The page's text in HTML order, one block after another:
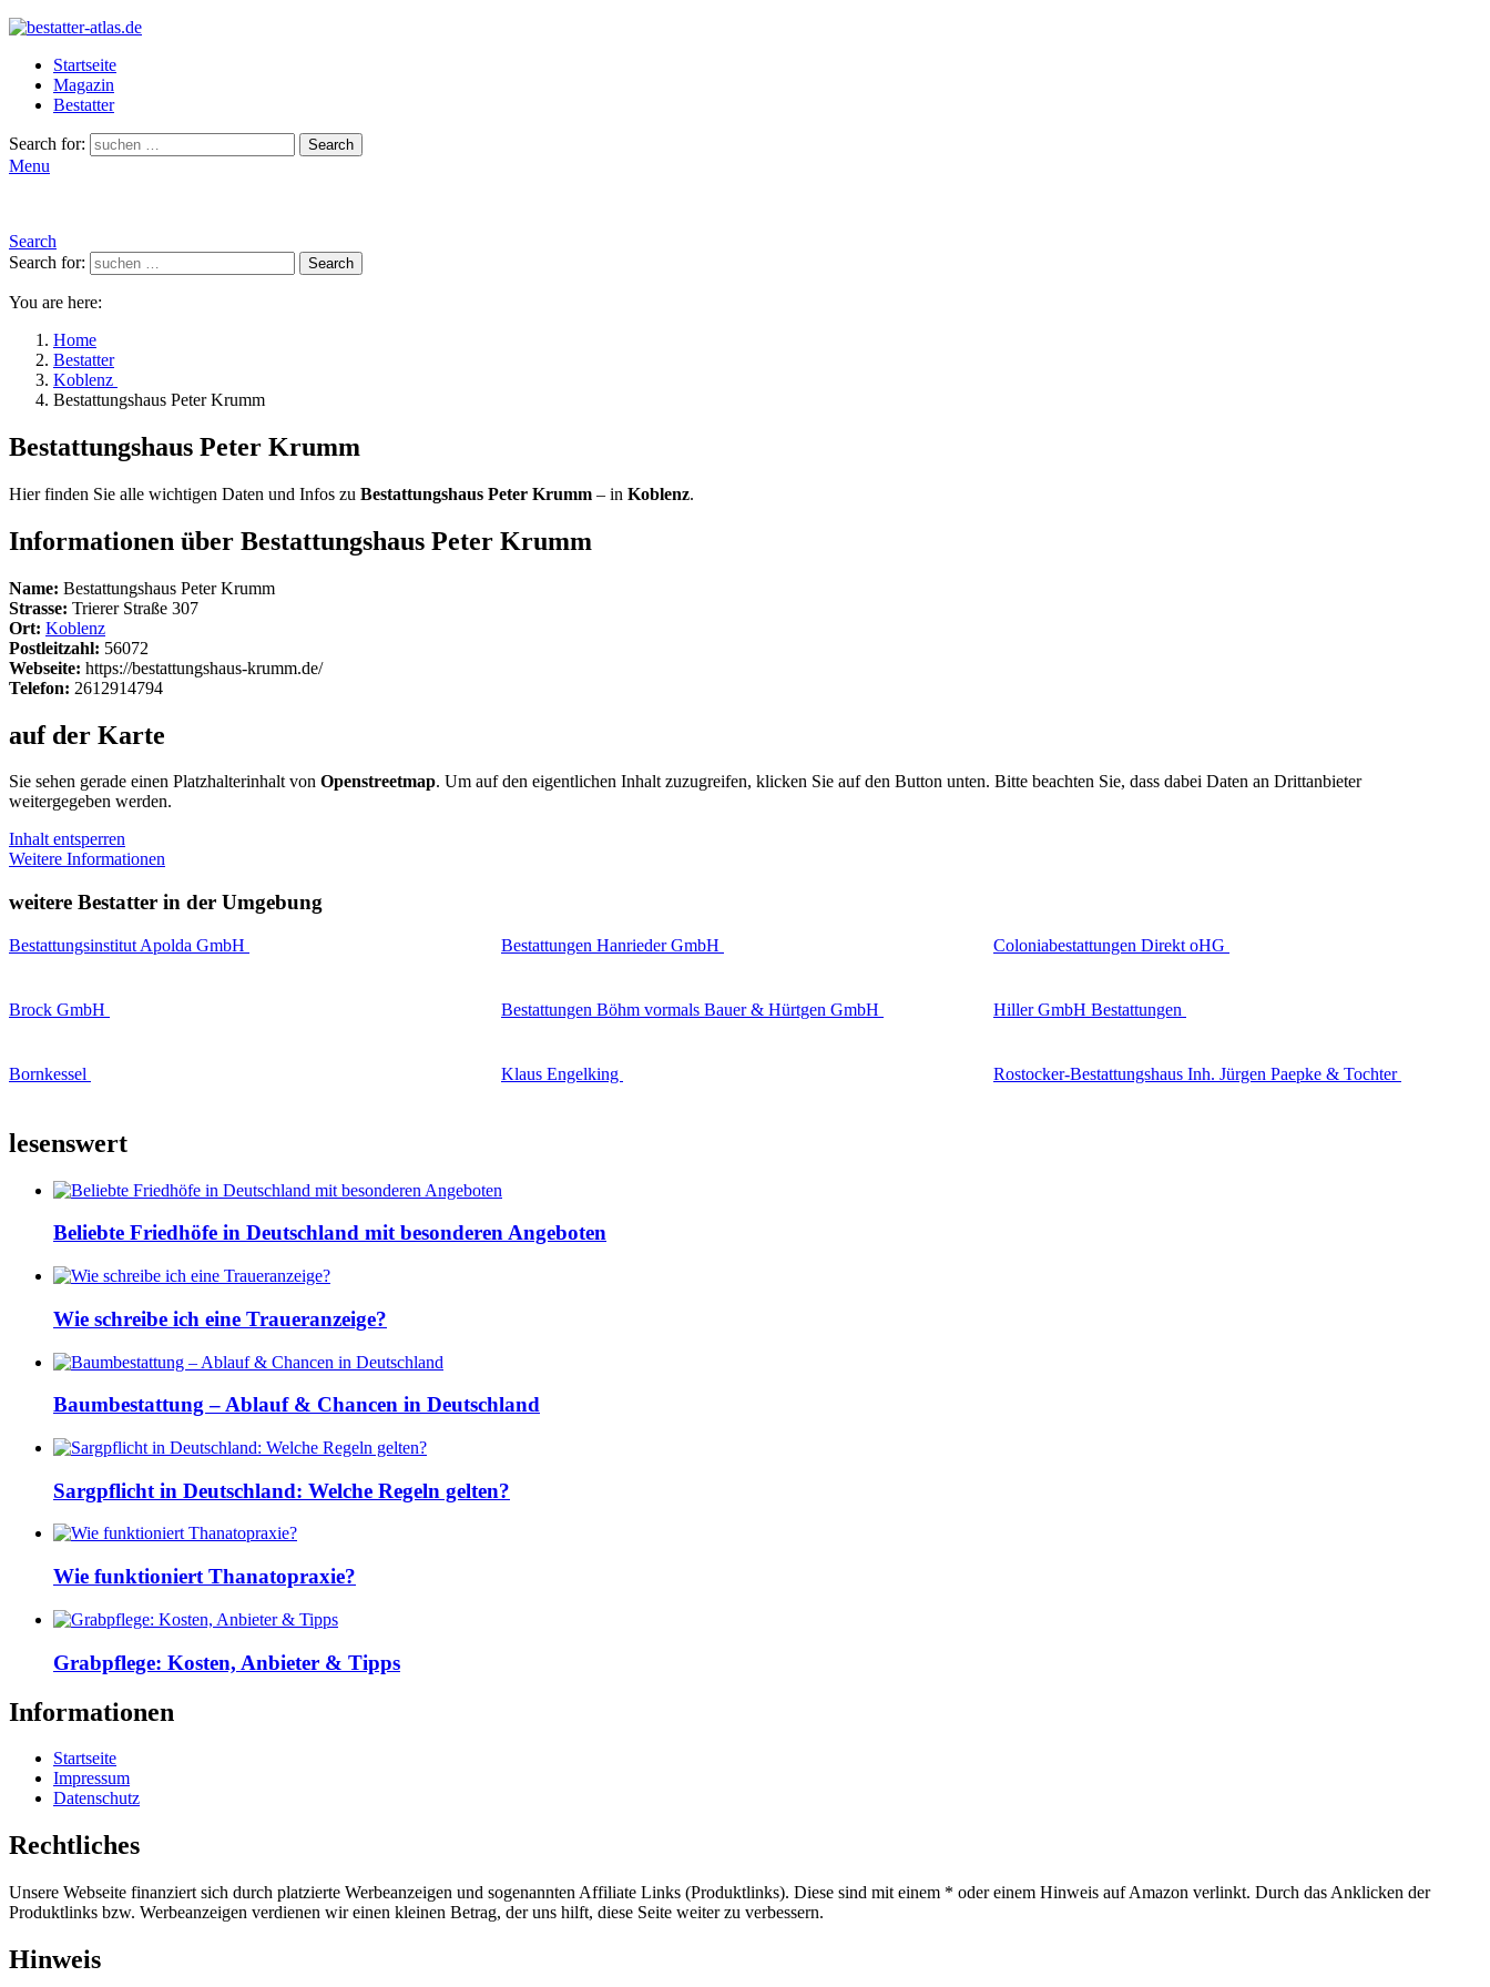
Startseite
Magazin
Bestatter
Search for: Search
Menu
Search
Search for:
Search
You are here:
Home
Bestatter
Koblenz
Bestattungshaus Peter Krumm
Bestattungshaus Peter Krumm
Hier finden Sie alle wichtigen Daten und Infos zu Bestattungshaus Peter Krumm – in Koblenz.
Informationen über Bestattungshaus Peter Krumm
Name: Bestattungshaus Peter Krumm
Strasse: Trierer Straße 307
Ort: Koblenz
Postleitzahl: 56072
Webseite: https://bestattungshaus-krumm.de/
Telefon: 2612914794
auf der Karte
Sie sehen gerade einen Platzhalterinhalt von Openstreetmap. Um auf den eigentlichen Inhalt zuzugreifen, klicken Sie auf den Button unten. Bitte beachten Sie, dass dabei Daten an Drittanbieter
weitergegeben werden.
Inhalt entsperren
Weitere Informationen
weitere Bestatter in der Umgebung
Bestattungsinstitut Apolda GmbH Bestattungen Hanrieder GmbH Coloniabestattungen Direkt oHG
Brock GmbH Bestattungen Böhm vormals Bauer & Hürtgen GmbH Hiller GmbH Bestattungen
Bornkessel Klaus Engelking Rostocker-Bestattungshaus Inh. Jürgen Paepke & Tochter
lesenswert
Beliebte Friedhöfe in Deutschland mit besonderen Angeboten
Wie schreibe ich eine Traueranzeige?
Baumbestattung – Ablauf & Chancen in Deutschland
Sargpflicht in Deutschland: Welche Regeln gelten?
Wie funktioniert Thanatopraxie?
Grabpflege: Kosten, Anbieter & Tipps
Informationen
Startseite
Impressum
Datenschutz
Rechtliches
Unsere Webseite finanziert sich durch platzierte Werbeanzeigen und sogenannten Affiliate Links (Produktlinks). Diese sind mit einem * oder einem Hinweis auf Amazon verlinkt. Durch das Anklicken der
Produktlinks bzw. Werbeanzeigen verdienen wir einen kleinen Betrag, der uns hilft, diese Seite weiter zu verbessern.
Hinweis